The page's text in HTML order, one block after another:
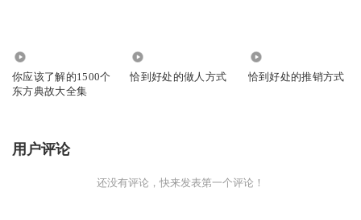
你应该了解的1500个
东方典故大全集
恰到好处的做人方式 恰到好处的推销方式
用户评论
还没有评论，快来发表第一个评论！